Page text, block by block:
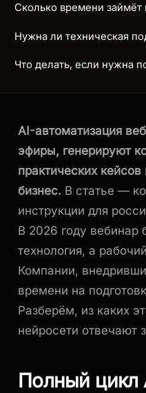
Сколько времени займёт
Нужна ли техническая
Что делать, если нужна
AI-автоматизация
эфиры, генерируют
практических
бизнес. В статье —
инструкции для
В 2026 году вебинар
технология, а
Компании,
времени на
Разберём, из каких
нейросети отвечают
Полный цикл